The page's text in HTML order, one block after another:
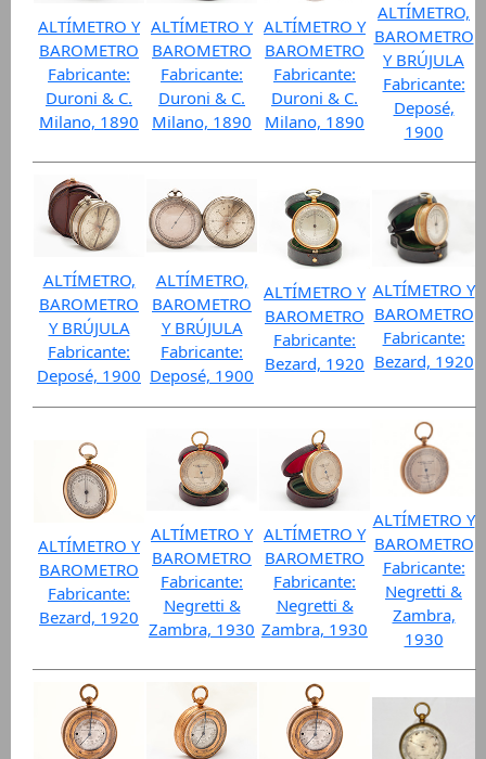
ALTÍMETRO Y
BAROMETRO
Fabricante:
Duroni & C.
Milano, 1890
ALTÍMETRO Y
BAROMETRO
Fabricante:
Duroni & C.
Milano, 1890
ALTÍMETRO Y
BAROMETRO
Fabricante:
Duroni & C.
Milano, 1890
ALTÍMETRO,
BAROMETRO
Y BRÚJULA
Fabricante:
Deposé,
1900
ALTÍMETRO,
BAROMETRO
Y BRÚJULA
Fabricante:
Deposé, 1900
ALTÍMETRO,
BAROMETRO
Y BRÚJULA
Fabricante:
Deposé, 1900
ALTÍMETRO Y
BAROMETRO
Fabricante:
Bezard, 1920
ALTÍMETRO Y
BAROMETRO
Fabricante:
Bezard, 1920
ALTÍMETRO Y
BAROMETRO
Fabricante:
Bezard, 1920
ALTÍMETRO Y
BAROMETRO
Fabricante:
Negretti &
Zambra, 1930
ALTÍMETRO Y
BAROMETRO
Fabricante:
Negretti &
Zambra, 1930
ALTÍMETRO Y
BAROMETRO
Fabricante:
Negretti &
Zambra,
1930